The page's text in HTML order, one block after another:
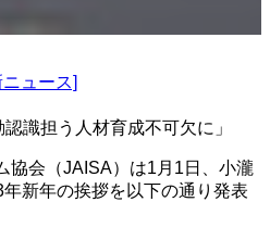
ュース]
識担う人材育成不可欠に」
協会（JAISA）は1月1日、小瀧
新年の挨拶を以下の通り発表